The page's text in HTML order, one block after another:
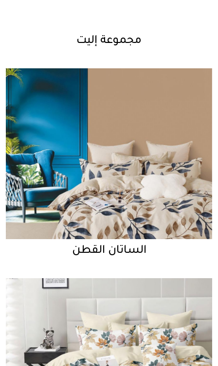
مجموعة إليت
الساتان القطن